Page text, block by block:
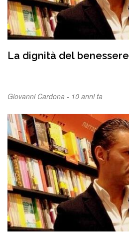
La dignità del benessere
Giovanni Cardona - 10 anni fa